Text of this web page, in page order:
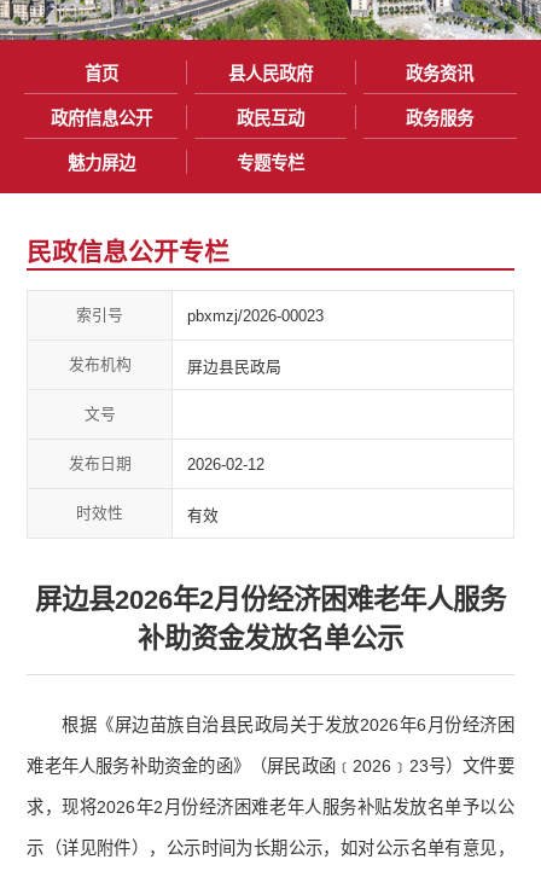
首页 县人民政府 政务资讯
政府信息公开 政民互动 政务服务
魅力屏边 专题专栏
民政信息公开专栏
索引号 pbxmzj/2026-00023
发布机构 屏边县民政局
文号
发布日期 2026-02-12
时效性 有效
屏边县2026年2月份经济困难老年人服务
补助资金发放名单公示
根据《屏边苗族自治县民政局关于发放2026年6月份经济困
难老年人服务补助资金的函》（屏民政函﹝2026﹞23号）文件要
求，现将2026年2月份经济困难老年人服务补贴发放名单予以公
示（详见附件），公示时间为长期公示，如对公示名单有意见，